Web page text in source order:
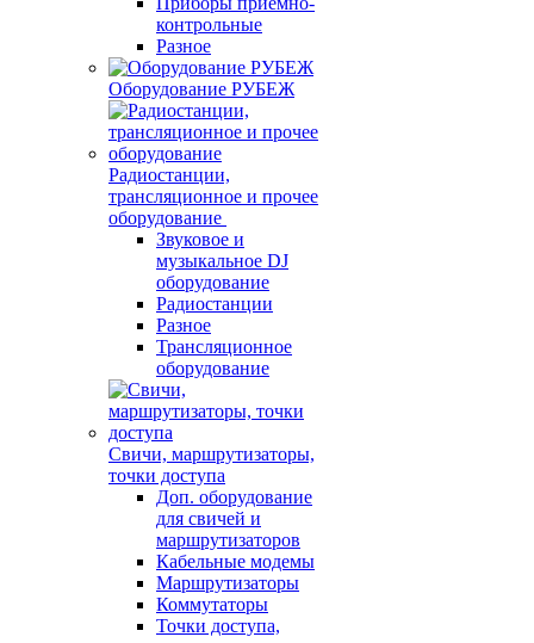
контрольные
Разное
Оборудование РУБЕЖ
Радиостанции,
трансляционное и прочее
оборудование
Звуковое и
музыкальное DJ
оборудование
Радиостанции
Разное
Трансляционное
оборудование
Свичи, маршрутизаторы,
точки доступа
Доп. оборудование
для свичей и
маршрутизаторов
Кабельные модемы
Маршрутизаторы
Коммутаторы
Точки доступа,